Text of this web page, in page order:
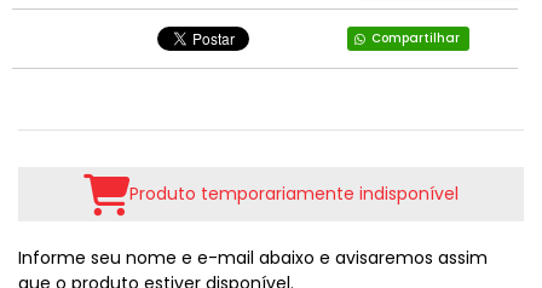
Orostachys
Outras Espécies
Compartilhar
Produto temporariamente indisponível
Informe seu nome e e-mail abaixo e avisaremos assim
que o produto estiver disponível.